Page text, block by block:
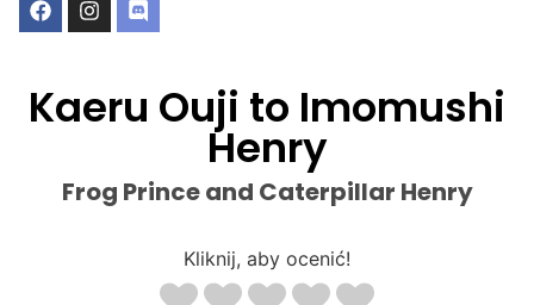
Kaeru Ouji to Imomushi
Henry
Frog Prince and Caterpillar Henry
Kliknij, aby ocenić!